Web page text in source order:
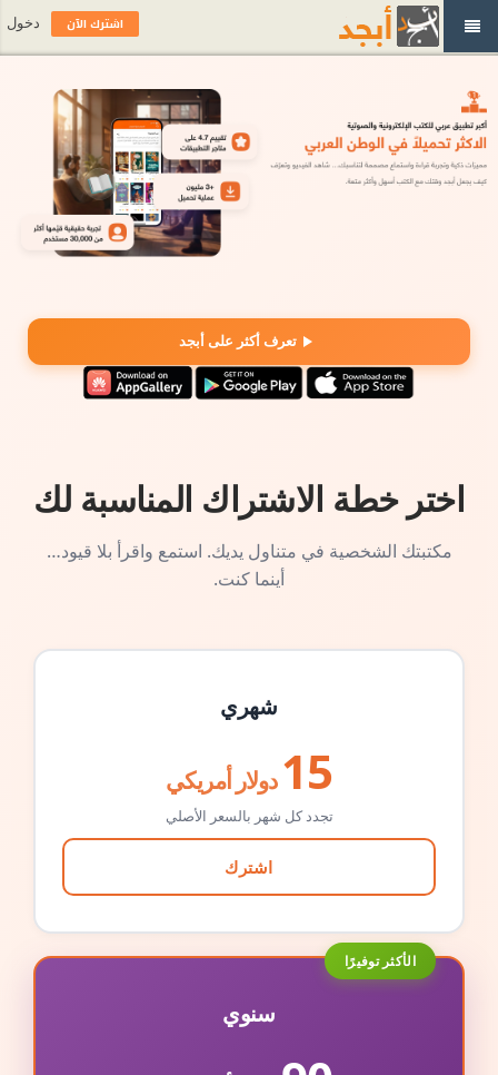
تعرف أكثر على أبجد
اختر خطة الاشتراك المناسبة لك
مكتبتك الشخصية في متناول يديك. استمع واقرأ بلا قيود…
أينما كنت.
شهري
15 دولار أمريكي
تجدد كل شهر بالسعر الأصلي
اشترك
الأكثر توفيرًا
سنوي
اشترك الآن دخول